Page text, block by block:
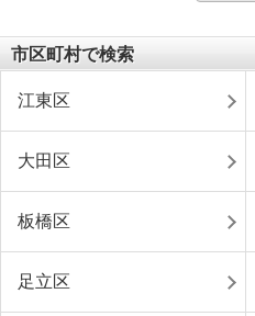
市区町村で検索
江東区
大田区
板橋区
足立区